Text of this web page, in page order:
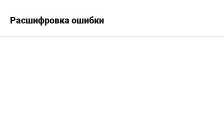
Расшифровка ошибки